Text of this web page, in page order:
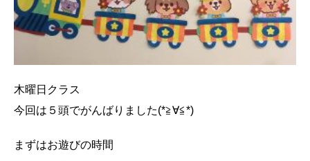
木曜日クラス
今回は５頭でがんばりました(*≧∀≦*)
まずはお遊びの時間